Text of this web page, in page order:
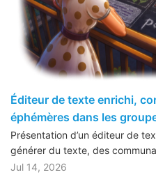
Éditeur de texte enrichi,
éphémères dans les
Présentation d’un éditeur de
générer du texte, des
Jul 14, 2026